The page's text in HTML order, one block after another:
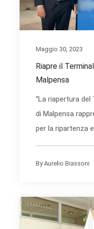
Maggio 30, 2023
Riapre il
Malpensa
“La riapertura del
di Malpensa
per la ripartenza
ByAurelio Biassoni